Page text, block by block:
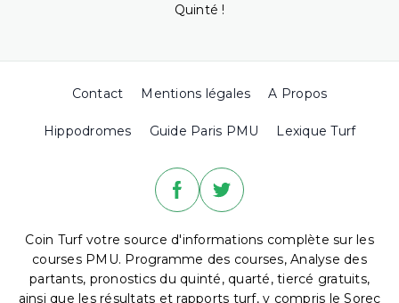
Quinté !
Contact Mentions légales A Propos
Hippodromes Guide Paris PMU Lexique Turf
Coin Turf votre source d'informations complète sur les
courses PMU. Programme des courses, Analyse des
partants, pronostics du quinté, quarté, tiercé gratuits,
ainsi que les résultats et rapports turf, y compris le Sorec